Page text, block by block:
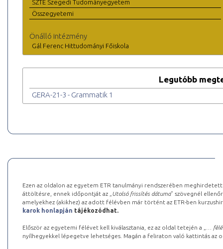
SZTE Szegedi Tudományegyetem
Összegyetemi
Önálló intézmény
Gál Ferenc Hittudományi Főiskola
Legutóbb
GERA-21-3 - Grammatik 1
Ezen az oldalon az egyetem ETR tanulmányi rendszerében
áttöltésre, ennek időpontját az „ Utolsó frissítés dátuma” szövegnél
amelyekhez (akikhez) az adott félévben már történt az ETR-ben
karok honlapján tájékozódhat.
Először az egyetemi félévet kell kiválasztania, ez az oldal tetején a „
…
nyílhegyekkel lépegetve lehetséges. Magán a feliraton való kattintás az